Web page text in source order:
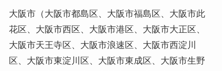
大阪市（大阪市都島区、大阪市福島区、大阪市此
花区、大阪市西区、大阪市港区、大阪市大正区、
大阪市天王寺区、大阪市浪速区、大阪市西淀川
区、大阪市東淀川区、大阪市東成区、大阪市生野